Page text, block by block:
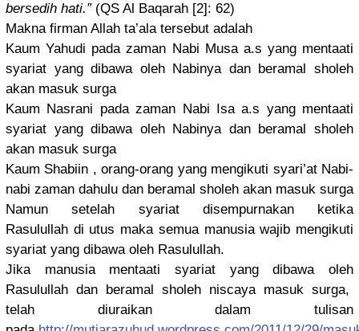
bersedih hati.” (QS Al Baqarah [2]: 62)
Makna firman Allah ta’ala tersebut adalah
Kaum Yahudi pada zaman Nabi Musa a.s yang mentaati
syariat yang dibawa oleh Nabinya dan beramal sholeh
akan masuk surga
Kaum Nasrani pada zaman Nabi Isa a.s yang mentaati
syariat yang dibawa oleh Nabinya dan beramal sholeh
akan masuk surga
Kaum Shabiin , orang-orang yang mengikuti syari’at Nabi-
nabi zaman dahulu dan beramal sholeh akan masuk surga
Namun setelah syariat disempurnakan ketika
Rasulullah di utus maka semua manusia wajib mengikuti
syariat yang dibawa oleh Rasulullah.
Jika manusia mentaati syariat yang dibawa oleh
Rasulullah dan beramal sholeh niscaya masuk surga,
telah diuraikan dalam tulisan